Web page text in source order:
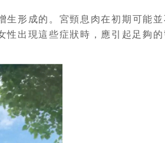
形成的。宮頸息肉在初期可能
出現這些症狀時，應引起足夠